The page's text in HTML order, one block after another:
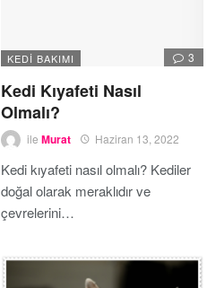
KEDI BAKIMI 3
Kedi Kıyafeti Nasıl
Olmalı?
ile Murat Haziran 13, 2022
Kedi kıyafeti nasıl olmalı? Kediler
doğal olarak meraklıdır ve
çevrelerini…